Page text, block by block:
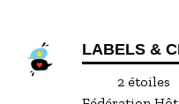
LABELS &
2 étoiles